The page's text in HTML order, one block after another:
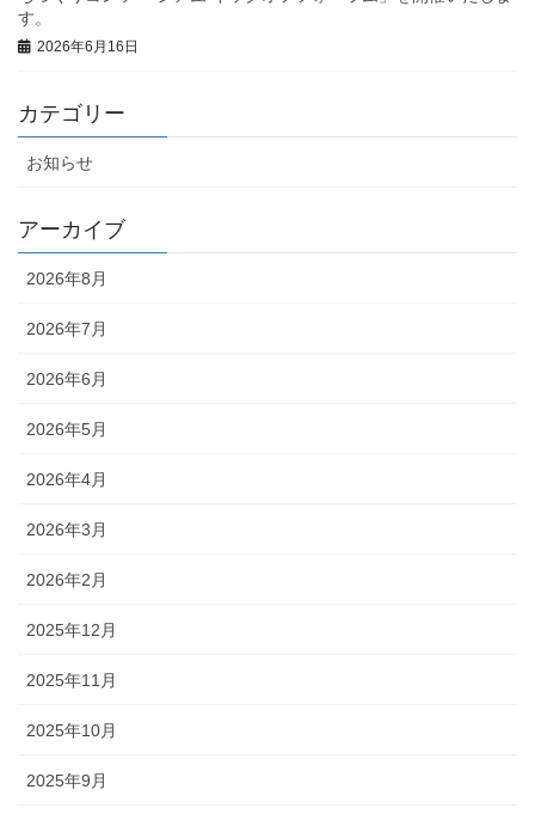
す。
2026年6月16日
カテゴリー
お知らせ
アーカイブ
2026年8月
2026年7月
2026年6月
2026年5月
2026年4月
2026年3月
2026年2月
2025年12月
2025年11月
2025年10月
2025年9月